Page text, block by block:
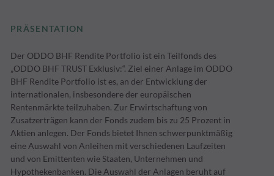
PRÄSENTATION
Der ODDO BHF Rendite Portfolio ist ein Teilfonds des
„ODDO BHF TRUST Exklusiv:“. Ziel einer Anlage im ODDO
BHF Rendite Portfolio ist es, an der Entwicklung der
internationalen, insbesondere der europäischen
Rentenmärkte teilzuhaben. Zur Erwirtschaftung von
Zusatzerträgen kann der Fonds zudem bis zu 25 Prozent in
Aktien anlegen. Der Fonds bietet Ihnen schwerpunktmäßig
eine Auswahl von Anleihen mit verschiedenen Laufzeiten
und von Emittenten wie Staaten, Unternehmen und
Hypothekenbanken. Die Auswahl der Anlagen beruht auf